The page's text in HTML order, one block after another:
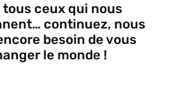
tous ceux qui nous
continuez, nous
besoin de vous
le monde !